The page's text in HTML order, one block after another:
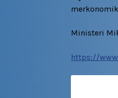
Ministeri
https://